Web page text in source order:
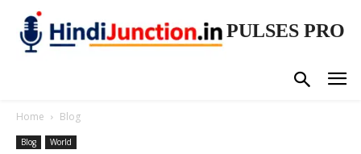
PULSES PRO
Home Blog
Blog World